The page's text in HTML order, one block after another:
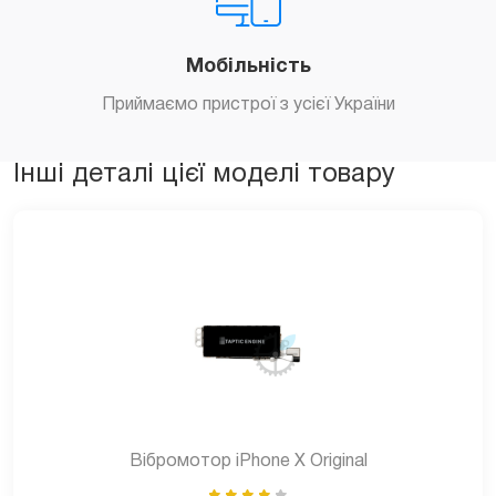
Мобільність
Приймаємо пристрої з усієї України
Інші деталі цієї моделі товару
Вібромотор iPhone X Original